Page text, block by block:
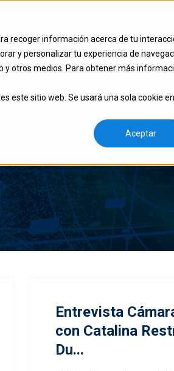
recoger información acerca de tu
y personalizar tu experiencia de
otros medios. Para obtener más
este sitio web. Se usará una sola cookie
Aceptar
Entrevista
con Catalina
Du...